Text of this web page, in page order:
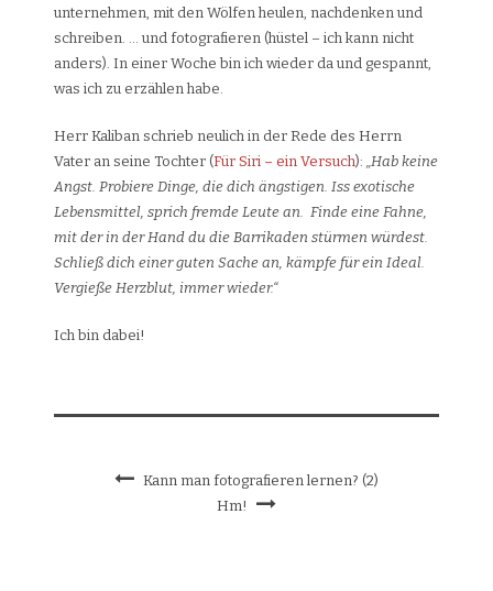
unternehmen, mit den Wölfen heulen, nachdenken und
schreiben. … und fotografieren (hüstel – ich kann nicht
anders). In einer Woche bin ich wieder da und gespannt,
was ich zu erzählen habe.
Herr Kaliban schrieb neulich in der Rede des Herrn
Vater an seine Tochter (Für Siri – ein Versuch): „Hab keine
Angst. Probiere Dinge, die dich ängstigen. Iss exotische
Lebensmittel, sprich fremde Leute an. Finde eine Fahne,
mit der in der Hand du die Barrikaden stürmen würdest.
Schließ dich einer guten Sache an, kämpfe für ein Ideal.
Vergieße Herzblut, immer wieder.“
Ich bin dabei!
Kann man fotografieren lernen? (2)
Hm!